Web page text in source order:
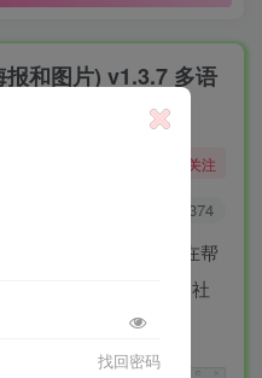
和图片) v1.3.7 多语
眠。
关注
3374
的图形设计软件，旨在帮
作品，如海报、名片、社
找回密码